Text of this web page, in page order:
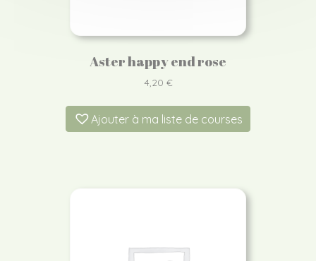
Aster happy end rose
4,20 €
Ajouter à ma liste de courses